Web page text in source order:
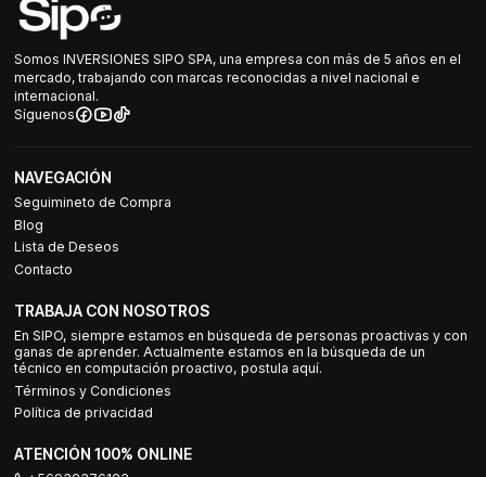
Somos INVERSIONES SIPO SPA, una empresa con más de 5 años en el
mercado, trabajando con marcas reconocidas a nivel nacional e
internacional.
Síguenos
NAVEGACIÓN
Seguimineto de Compra
Blog
Lista de Deseos
Contacto
TRABAJA CON NOSOTROS
En SIPO, siempre estamos en búsqueda de personas proactivas y con
ganas de aprender. Actualmente estamos en la búsqueda de un
técnico en computación proactivo, postula aquí.
Términos y Condiciones
Política de privacidad
ATENCIÓN 100% ONLINE